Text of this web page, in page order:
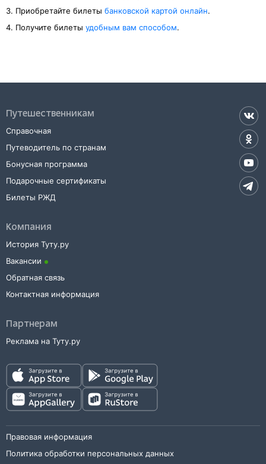
3. Приобретайте билеты банковской картой онлайн.
4. Получите билеты удобным вам способом.
Путешественникам
Справочная
Путеводитель по странам
Бонусная программа
Подарочные сертификаты
Билеты РЖД
Компания
История Туту.ру
Вакансии
Обратная связь
Контактная информация
Партнерам
Реклама на Туту.ру
Правовая информация
Политика обработки персональных данных